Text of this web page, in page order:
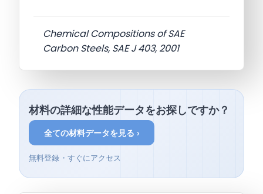
Chemical Compositions of SAE
Carbon Steels, SAE J 403, 2001
材料の詳細な性能データをお探しですか？
全ての材料データを見る ›
無料登録・すぐにアクセス